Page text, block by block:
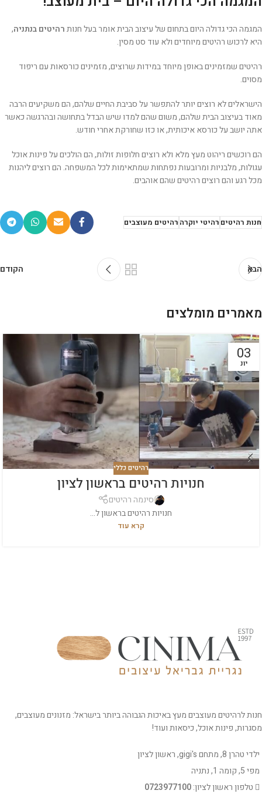
המגמה הכי גדולה היום בתחום של עיצוב הבית אומר בעל חנותרהיטים בנתניה,
היא לרכוש רהיטים מיוחדים ולא עוד סט מסין.
רהיטים שמזמינים באופן מיוחד במידות שרוצים, מזמינים כורסאות עם ריפוד
מסוים.
הישראלים לא רוצים יותר להתפשר על סביבת החיים שלהם, הם משקיעים הרבה
מאוד בעיצוב הבית שלהם, משום שהם למדו שיש הבדל בתחושה ובהרגשה כאשר
אתה יושב על כורסא איכותית, או כזו שחורקת אחרי חודש.
הם רוכשים ריהוט מעץ מלא ולא רוצים חלופות זולות, הם הולכים על פינות אוכל
עגולות, מלבניות ומרובעות נפתחות שמתאימות לכל המשפחה. הם רוצים ליהנות
מכל רגע והם רוצים רהיטים שהם אוהבים.
חנות רהיטיםרהיטי יוקרהרהיטים מעוצבים
הבא הקודם
מאמרים מומלצים
03
יונ
רהיטים כללי
חנויות רהיטים בראשון לציון
סינמה רהיטים
חנויות רהיטים בראשון ל...
קרא עוד
חנות לרהיטים מעוצבים מעץ באיכות הגבוהה ביותר בישראל: מזנונים מעוצבים,
מסגרות, פינות אוכל, כיסאות ועוד!
ילדי טהרן 8, מתחם gigi's, ראשון לציון
מפי 5, קומה 1, נתניה
טלפון ראשון לציון:0723977100